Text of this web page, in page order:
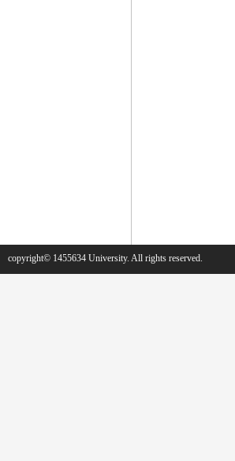
copyright© 1455634 University. All rights reserved.